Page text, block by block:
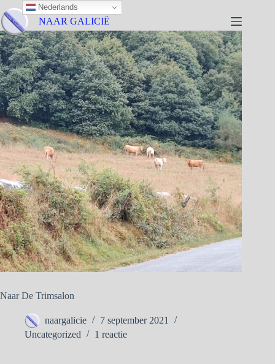
NAAR GALICIË
Naar De Trimsalon
naargalicie
7 september 2021
Uncategorized
1 reactie
Nederlands